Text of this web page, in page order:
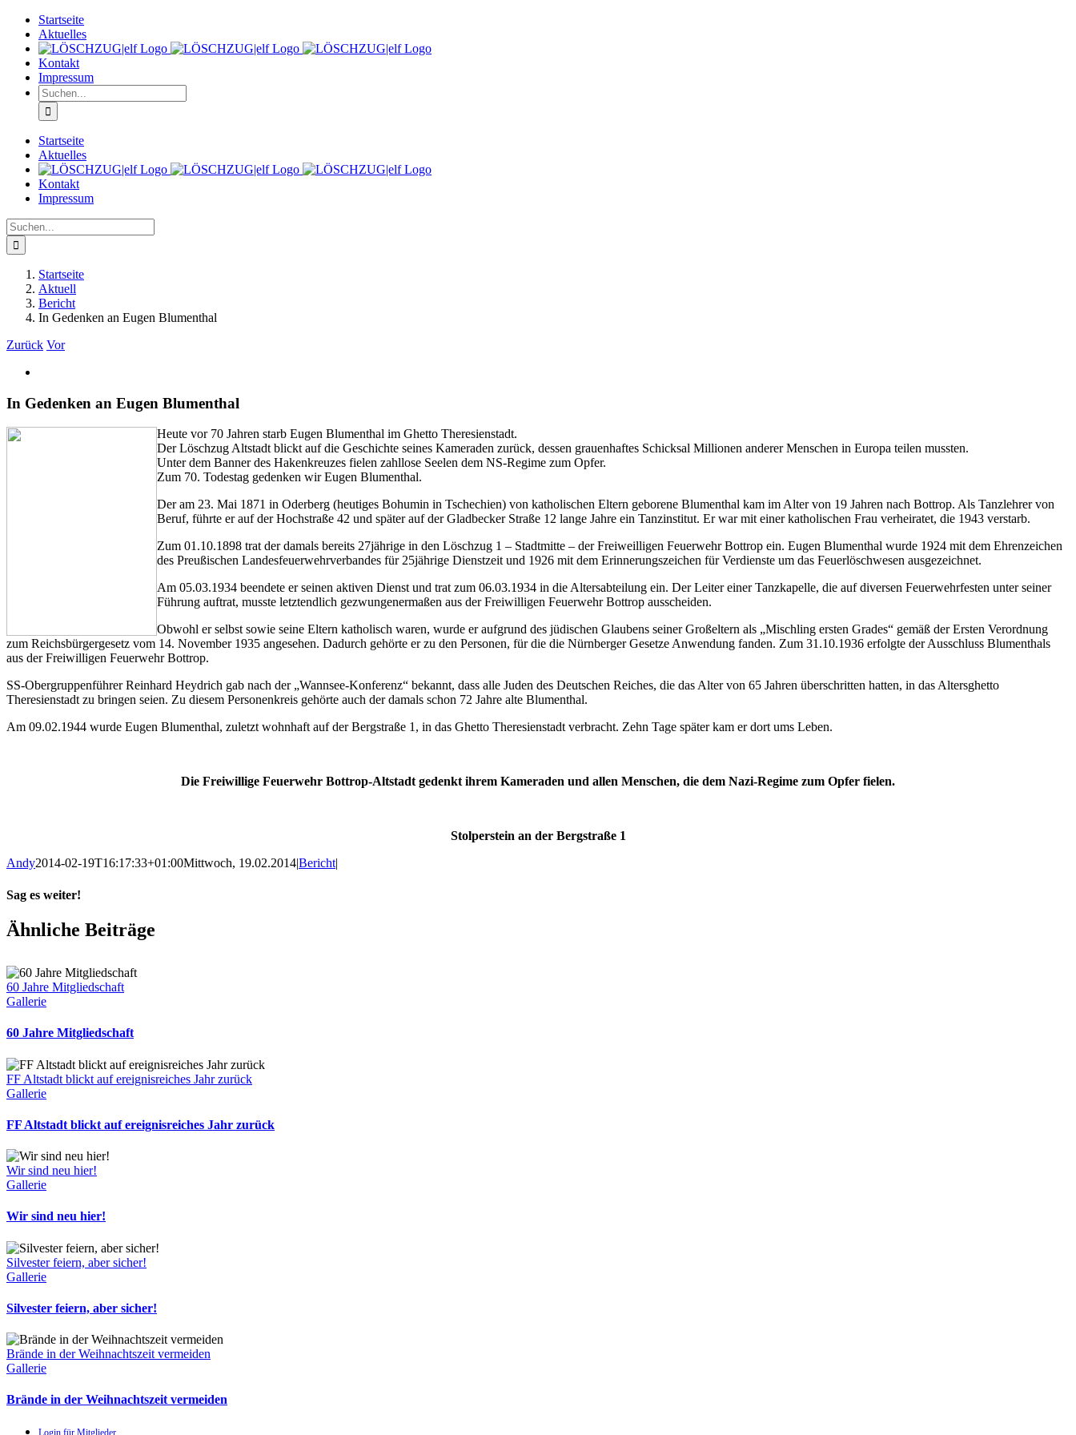
Zum
Inhalt
springen
Startseite
Aktuelles
Kontakt
Impressum
Suche
nach:
Startseite
Aktuelles
Kontakt
Impressum
Suche
nach:
Startseite
Aktuell
Bericht
In Gedenken an Eugen Blumenthal
Zurück Vor
In Gedenken an Eugen Blumenthal
Heute vor 70 Jahren starb Eugen Blumenthal im Ghetto Theresienstadt.
Der Löschzug Altstadt blickt auf die Geschichte seines Kameraden zurück, dessen grauenhaftes Schicksal Millionen anderer Menschen in Europa teilen mussten.
Unter dem Banner des Hakenkreuzes fielen zahllose Seelen dem NS-Regime zum Opfer.
Zum 70. Todestag gedenken wir Eugen Blumenthal.
Der am 23. Mai 1871 in Oderberg (heutiges Bohumin in Tschechien) von katholischen Eltern geborene Blumenthal kam im Alter von 19 Jahren nach Bottrop. Als Tanzlehrer von
Beruf, führte er auf der Hochstraße 42 und später auf der Gladbecker Straße 12 lange Jahre ein Tanzinstitut. Er war mit einer katholischen Frau verheiratet, die 1943 verstarb.
Zum 01.10.1898 trat der damals bereits 27jährige in den Löschzug 1 – Stadtmitte – der Freiweilligen Feuerwehr Bottrop ein. Eugen Blumenthal wurde 1924 mit dem Ehrenzeichen
des Preußischen Landesfeuerwehrverbandes für 25jährige Dienstzeit und 1926 mit dem Erinnerungszeichen für Verdienste um das Feuerlöschwesen ausgezeichnet.
Am 05.03.1934 beendete er seinen aktiven Dienst und trat zum 06.03.1934 in die Altersabteilung ein. Der Leiter einer Tanzkapelle, die auf diversen Feuerwehrfesten unter seiner
Führung auftrat, musste letztendlich gezwungenermaßen aus der Freiwilligen Feuerwehr Bottrop ausscheiden.
Obwohl er selbst sowie seine Eltern katholisch waren, wurde er aufgrund des jüdischen Glaubens seiner Großeltern als „Mischling ersten Grades“ gemäß der Ersten Verordnung
zum Reichsbürgergesetz vom 14. November 1935 angesehen. Dadurch gehörte er zu den Personen, für die die Nürnberger Gesetze Anwendung fanden. Zum 31.10.1936 erfolgte der Ausschluss Blumenthals
aus der Freiwilligen Feuerwehr Bottrop.
SS-Obergruppenführer Reinhard Heydrich gab nach der „Wannsee-Konferenz“ bekannt, dass alle Juden des Deutschen Reiches, die das Alter von 65 Jahren überschritten hatten, in das Altersghetto
Theresienstadt zu bringen seien. Zu diesem Personenkreis gehörte auch der damals schon 72 Jahre alte Blumenthal.
Am 09.02.1944 wurde Eugen Blumenthal, zuletzt wohnhaft auf der Bergstraße 1, in das Ghetto Theresienstadt verbracht. Zehn Tage später kam er dort ums Leben.
Die Freiwillige Feuerwehr Bottrop-Altstadt gedenkt ihrem Kameraden und allen Menschen, die dem Nazi-Regime zum Opfer fielen.
Stolperstein an der Bergstraße 1
Andy2014-02-19T16:17:33+01:00Mittwoch, 19.02.2014|Bericht|
Sag es weiter!
Facebook
X
WhatsApp
Pinterest
E-
Mail
Ähnliche Beiträge
60 Jahre Mitgliedschaft
Gallerie
60 Jahre Mitgliedschaft
FF Altstadt blickt auf ereignisreiches Jahr zurück
Gallerie
FF Altstadt blickt auf ereignisreiches Jahr zurück
Wir sind neu hier!
Gallerie
Wir sind neu hier!
Silvester feiern, aber sicher!
Gallerie
Silvester feiern, aber sicher!
Brände in der Weihnachtszeit vermeiden
Gallerie
Brände in der Weihnachtszeit vermeiden
Login für Mitglieder